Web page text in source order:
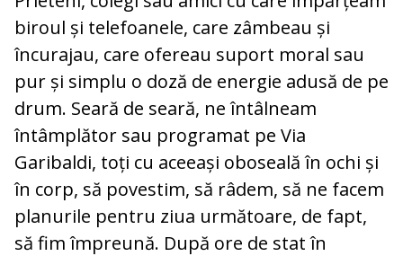
biroul și telefoanele, care zâmbeau și
încurajau, care ofereau suport moral sau
pur și simplu o doză de energie adusă de pe
drum. Seară de seară, ne întâlneam
întâmplător sau programat pe Via
Garibaldi, toți cu aceeași oboseală în ochi și
în corp, să povestim, să râdem, să ne facem
planurile pentru ziua următoare, de fapt,
să fim împreună. După ore de stat în